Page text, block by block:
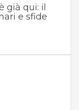
già qui: il
e sfide